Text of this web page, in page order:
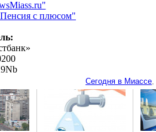
Сегодня в Миассе,